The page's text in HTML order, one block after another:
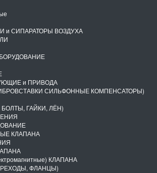
и СИПАРАТОРЫ ВОЗДУХА
и ПРИВОДА
СИЛЬФОННЫЕ КОМПЕНСАТОРЫ)
ГАЙКИ, ЛЁН)
КЛАПАНА
КЛАПАНА
ФЛАНЦЫ)